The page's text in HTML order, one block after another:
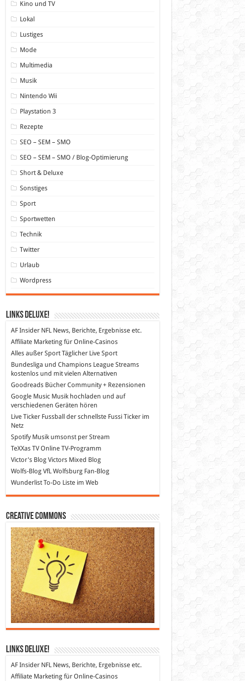
Kino und TV
Lokal
Lustiges
Mode
Multimedia
Musik
Nintendo Wii
Playstation 3
Rezepte
SEO – SEM – SMO
SEO – SEM – SMO / Blog-Optimierung
Short & Deluxe
Sonstiges
Sport
Sportwetten
Technik
Twitter
Urlaub
Wordpress
Links DeLuXe!
AF InsiderNFL News, Berichte, Ergebnisse etc.
Affiliate Marketingfür Online-Casinos
Alles außer SportTäglicher Live Sport
Bundesliga und Champions League Streams
kostenlos und mit vielen Alternativen
GoodreadsBücher Community + Rezensionen
Google MusicMusik hochladen und auf
verschiedenen Geräten hören
Live Ticker Fussball
der schnellste Fussi Ticker im
Netz
SpotifyMusik umsonst per Stream
TeXXas TVOnline TV-Programm
Victor's BlogVictors Mixed Blog
Wolfs-BlogVfL Wolfsburg Fan-Blog
WunderlistTo-Do Liste im Web
Creative Commons
Links DeLuXe!
AF InsiderNFL News, Berichte, Ergebnisse etc.
Affiliate Marketingfür Online-Casinos